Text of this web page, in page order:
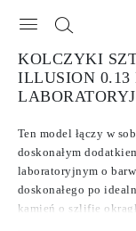
KOLCZYKI
ILLUSION
Ten model łączy w
doskonałym
laboratoryjnym o
doskonałego po
kamień o szlifie